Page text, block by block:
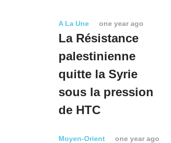
A La Une one year ago
La Résistance
palestinienne
quitte la Syrie
sous la pression
de HTC
Moyen-Orient one year ago